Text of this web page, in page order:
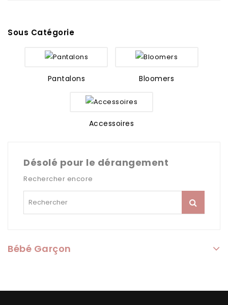
Sous Catégorie
Pantalons Bloomers
Accessoires
Désolé pour le dérangement
Rechercher encore
Bébé Garçon